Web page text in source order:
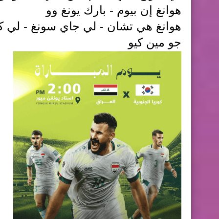
هوانغ إن بيوم - بارك يونغ وو
هوانغ هي تشان - لي جاي سونغ - لي
جو مين كيو